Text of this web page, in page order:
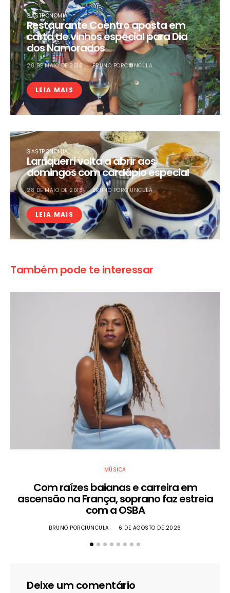
GASTRONOMIA
Restaurante Coentro aposta em
carta de vinhos especial para Dia
dos Namorados
28 DE MAIO DE 2018 BRUNO PORCIUNCULA
LEIA MAIS
GASTRONOMIA
Larriquerrí volta a abrir aos
domingos com cardápio especial
28 DE MAIO DE 2018 BRUNO PORCIUNCULA
LEIA MAIS
Também pode te interessar
MÚSICA
Com raízes baianas e carreira em
ascensão na França, soprano faz estreia
com a OSBA
BRUNO PORCIUNCULA 6 DE AGOSTO DE 2026
Deixe um comentário